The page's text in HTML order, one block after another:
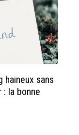
haineux sans
: la bonne